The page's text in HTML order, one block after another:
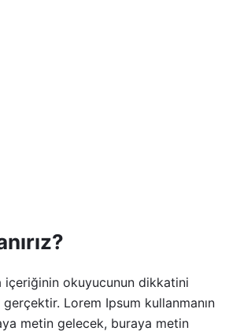
içeriğinin okuyucunun dikkatini
gerçektir. Lorem Ipsum kullanmanın
metin gelecek, buraya metin